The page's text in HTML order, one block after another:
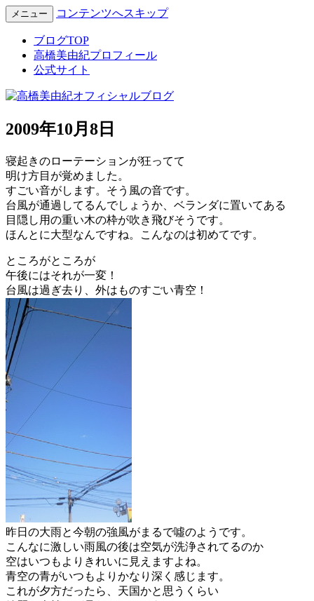
高橋美由紀オフィシャルブロ
グ
Miyuki Takahashi Official Blog
メニュー コンテンツへスキップ
ブログTOP
高橋美由紀プロフィール
公式サイト
2009年10月8日
寝起きのローテーションが狂ってて
明け方目が覚めました。
すごい音がします。そう風の音です。
台風が通過してるんでしょうか、ベランダに置いてある
目隠し用の重い木の枠が吹き飛びそうです。
ほんとに大型なんですね。こんなのは初めてです。
ところがところが
午後にはそれが一変！
台風は過ぎ去り、外はものすごい青空！
昨日の大雨と今朝の強風がまるで噓のようです。
こんなに激しい雨風の後は空気が洗浄されてるのか
空はいつもよりきれいに見えますよね。
青空の青がいつもよりかなり深く感じます。
これが夕方だったら、天国かと思うくらい